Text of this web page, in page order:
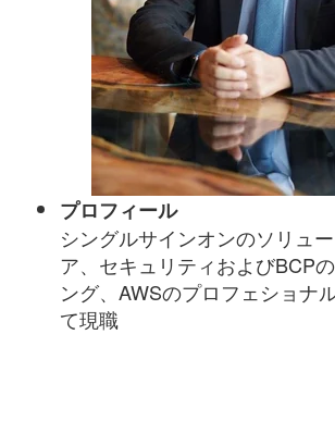
プロフィール
シングルサインオンのソリュ
ア、セキュリティおよびBCP
ング、AWSのプロフェショナ
て現職